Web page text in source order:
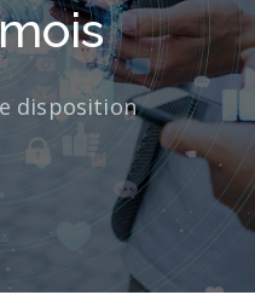
disposition